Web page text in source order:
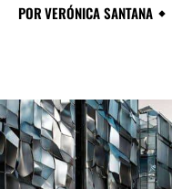
PORVERÓNICA SANTANA